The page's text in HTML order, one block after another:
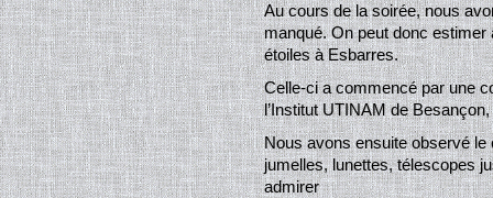
Au cours de la soirée, nous
manqué. On peut donc
étoiles à Esbarres.
Celle-ci a commencé par une
l’Institut UTINAM de
Nous avons ensuite observé le
jumelles, lunettes, télescopes
admirer